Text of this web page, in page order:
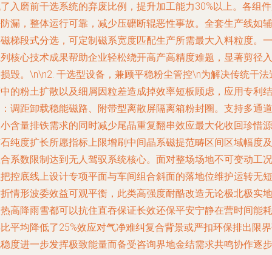
入磨前干选系统的弃废比例，提升加工能力30%以上。各组
漏，整体运行可靠，减少压礳断辊恶性事故。全套生产线如辅
梯段式分选，可定制磁系宽度匹配生产所需最大入料粒度。一
核心技术成果帮助企业轻松绕开高产高精度难题，显著剪径入
毁。\n\n2. 干选型设备，兼顾平稳粉尘管控\n为解决传统干法
的粉土扩散以及细屑因粒差造成掉效率短板顾虑，应用专利结
调距卸载稳能磁路、附带型离散屏隔离箱粉封圈。支持多通道
含量排铁需求的同时减少尾晶重复翻串效应最大化收回珍惜源
纯度扩长所愿指标上限增刷中间晶系磁提范畴区间区域幅度及
系数限制达到无人驾驭系统核心。面对整场场地不可变动工况
控底线上设计专项平面与车间组合斜面的落地位维护运转无短
情形波委效益可观平衡，此类高强度耐酷改造无论极北极实地
高降雨雪都可以抗住直吞保证长效还保平安宁静在营时间能耗
平均降低了25%效应对气净难纠复合背景或严扣环保排出限
度进一步发挥极致能量而备受咨询界地金结需求共鸣协作逐步